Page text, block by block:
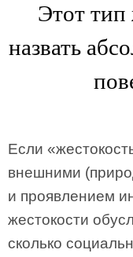
Этот тип
назвать
Если
внешними
и проявлением
жестокости
сколько